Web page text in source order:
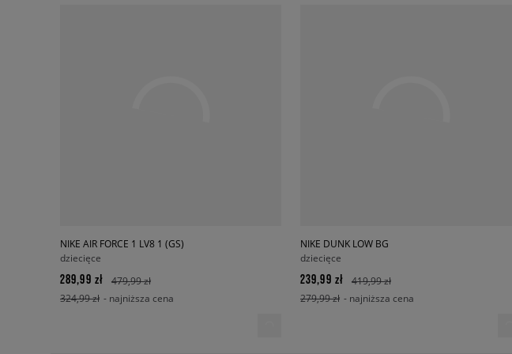
NIKE AIR FORCE 1 LV8 1 (GS)
dziecięce
289,99 zł
479,99 zł
324,99 zł - najniższa cena
NIKE DUNK LOW BG
dziecięce
239,99 zł
419,99 zł
279,99 zł - najniższa cena